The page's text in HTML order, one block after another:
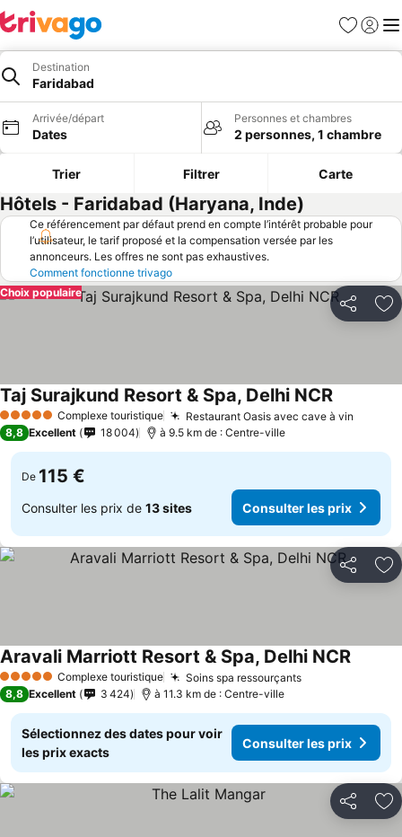
Favoris
Se
Destination
Faridabad
Arrivée/départ
Dates
Personnes et chambres
2 personnes, 1 chambre
Trier Filtrer Carte
Hôtels - Faridabad (Haryana, Inde)
Ce référencement par défaut prend en compte l’intérêt probable pour
l’utilisateur, le tarif proposé et la compensation versée par les
annonceurs. Les offres ne sont pas exhaustives.
Comment fonctionne trivago
Partager
Choix populaire
5 Étoiles Complexe touristique Restaurant Oasis avec cave à vin
Taj Surajkund Resort & Spa, Delhi NCR
8,8 Excellent 18 004 à 9.5 km de : Centre-ville
De 115 €
Consulter les prix de 13 sites Consulter les prix
Partager
5 Étoiles Complexe touristique Soins spa ressourçants
Aravali Marriott Resort & Spa, Delhi NCR
8,8 Excellent 3 424 à 11.3 km de : Centre-ville
Sélectionnez des dates pour voir
les prix exacts
Consulter les prix
Partager